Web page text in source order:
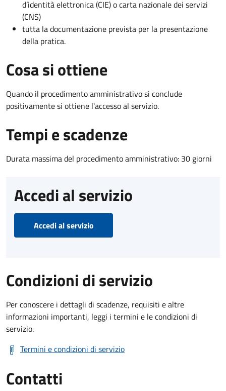
d’identità elettronica (CIE) o carta nazionale dei servizi
(CNS)
tutta la documentazione prevista per la presentazione
della pratica.
Cosa si ottiene
Quando il procedimento amministrativo si conclude
positivamente si ottiene l'accesso al servizio.
Tempi e scadenze
Durata massima del procedimento amministrativo: 30 giorni
Accedi al servizio
Accedi al servizio
Condizioni di servizio
Per conoscere i dettagli di scadenze, requisiti e altre
informazioni importanti, leggi i termini e le condizioni di
servizio.
Termini e condizioni di servizio
Contatti